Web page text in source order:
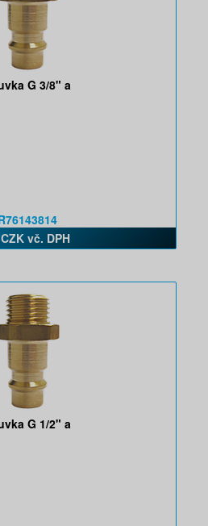
G 3/8" a
vč. DPH
G 1/2" a